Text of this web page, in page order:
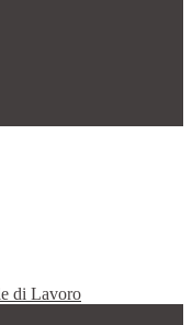
di Lavoro